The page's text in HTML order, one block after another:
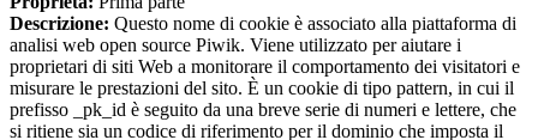
Descrizione: Questo nome di cookie è associato alla piattaforma di
analisi web open source Piwik. Viene utilizzato per aiutare i
proprietari di siti Web a monitorare il comportamento dei visitatori e
misurare le prestazioni del sito. È un cookie di tipo pattern, in cui il
prefisso _pk_id è seguito da una breve serie di numeri e lettere, che
si ritiene sia un codice di riferimento per il dominio che imposta il